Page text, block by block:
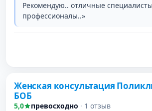
Рекомендую.. отличные
профессионалы..»
Женская консультация
БОБ
5,0 превосходно · 1 отзыв